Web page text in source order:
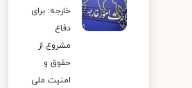
خارجه: برای
دفاع
مشروع از
حقوق و
امنیت ملی